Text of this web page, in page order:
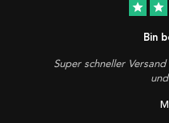
star star
Bin
Super schneller